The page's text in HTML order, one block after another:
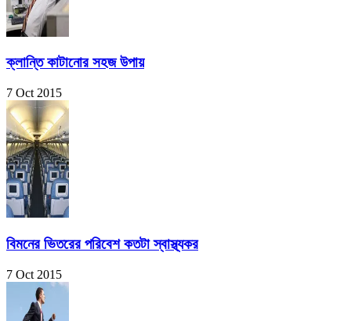
ক্লান্তি কাটানোর সহজ উপায়
7 Oct 2015
বিমনের ভিতরের পরিবেশ কতটা স্বাস্থ্যকর
7 Oct 2015